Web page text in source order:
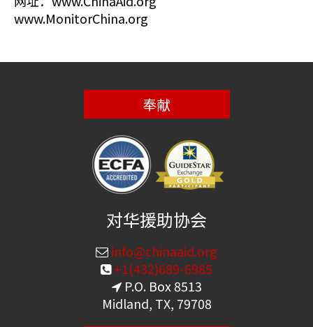
www.MonitorChina.org
奉献
对华援助协会
info@chinaaid.org
+1(432)689-6985
P.O. Box 8513
Midland, TX, 79708